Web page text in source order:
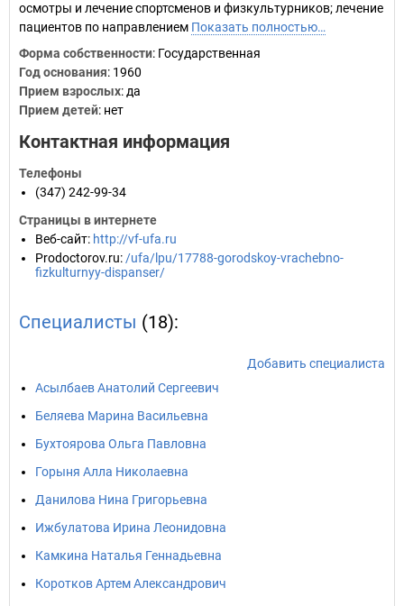
осмотры и лечение спортсменов и физкультурников; лечение
пациентов по направлением Показать полностью…
Форма собственности: Государственная
Год основания: 1960
Прием взрослых: да
Прием детей: нет
Контактная информация
Телефоны
(347) 242-99-34
Страницы в интернете
Веб-сайт: http://vf-ufa.ru
Prodoctorov.ru: /ufa/lpu/17788-gorodskoy-vrachebno-
fizkulturnyy-dispanser/
Специалисты (18):
Добавить специалиста
Асылбаев Анатолий Сергеевич
Беляева Марина Васильевна
Бухтоярова Ольга Павловна
Горыня Алла Николаевна
Данилова Нина Григорьевна
Ижбулатова Ирина Леонидовна
Камкина Наталья Геннадьевна
Коротков Артем Александрович